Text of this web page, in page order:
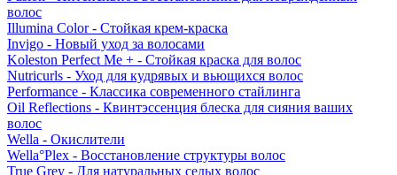
волос
Illumina Color - Стойкая крем-краска
Invigo - Новый уход за волосами
Koleston Perfect Me + - Стойкая краска для волос
Nutricurls - Уход для кудрявых и вьющихся волос
Performance - Классика современного стайлинга
Oil Reflections - Квинтэссенция блеска для сияния ваших
волос
Wella - Окислители
Wella°Plex - Восстановление структуры волос
True Grey - Для натуральных седых волос